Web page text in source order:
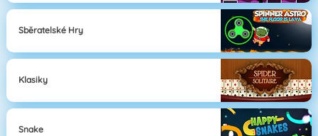
Sběratelské Hry
Klasiky
Snake